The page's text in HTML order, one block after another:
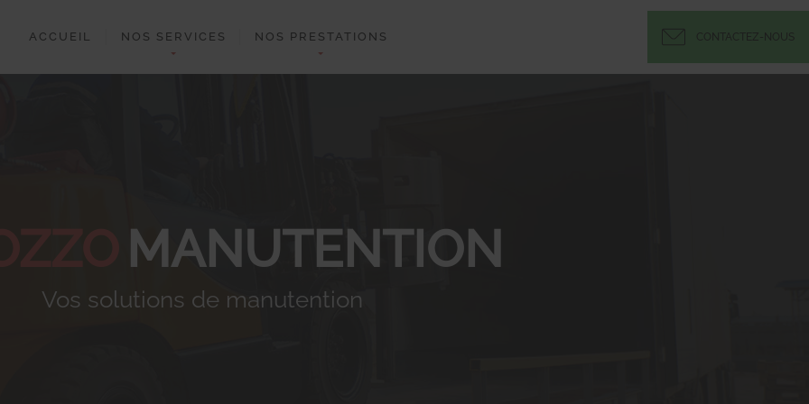
ACCUEIL NOS SERVICES NOS PRESTATIONS CONTACTEZ-NOUS
MANUTENTION
Vos solutions de manutention